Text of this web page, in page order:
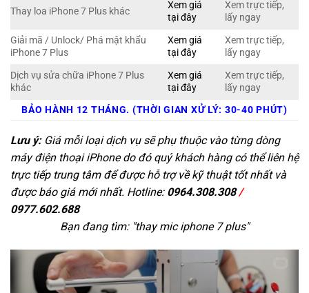
Thay loa iPhone 7 Plus khác
Xem giá
tại đây
Xem trực tiếp,
lấy ngay
Giải mã / Unlock/ Phá mật khẩu
iPhone 7 Plus
Xem giá
tại đây
Xem trực tiếp,
lấy ngay
Dịch vụ sửa chữa iPhone 7 Plus
khác
Xem giá
tại đây
Xem trực tiếp,
lấy ngay
BẢO HÀNH 12 THÁNG. (THỜI GIAN XỬ LÝ: 30-40 PHÚT)
Lưu ý:Giá mỗi loại dịch vụ sẽ phụ thuộc vào từng dòng
máy điện thoại iPhone do đó quý khách hàng có thể liên hệ
trực tiếp trung tâm để được hỗ trợ về kỹ thuật tốt nhất và
được báo giá mới nhất. Hotline: 0964.308.308/
0977.602.688
Bạn đang tìm: "thay mic iphone 7 plus"